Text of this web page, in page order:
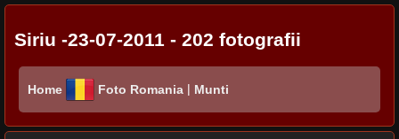
Siriu -23-07-2011 - 202 fotografii
Home Foto Romania | Munti